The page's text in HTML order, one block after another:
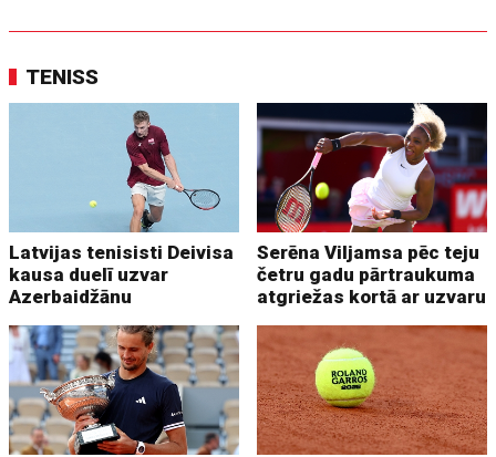
TENISS
Latvijas tenisisti Deivisa
kausa duelī uzvar
Azerbaidžānu
Serēna Viljamsa pēc teju
četru gadu pārtraukuma
atgriežas kortā ar uzvaru